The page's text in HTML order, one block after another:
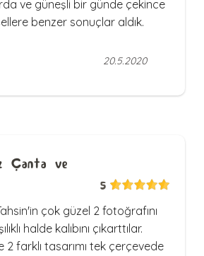
ve güneşli bir günde çekince
benzer sonuçlar aldık.
20.5.2020
Çanta ve
5
çok güzel 2 fotoğrafını
halde kalıbını çıkarttılar.
2 farklı tasarımı tek çerçevede